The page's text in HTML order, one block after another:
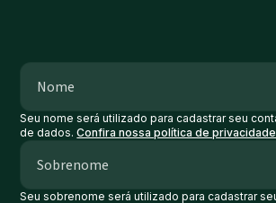
Seu nome será utilizado para cadastrar seu
de dados.Confira nossa política de privacidade
Seu sobrenome será utilizado para cadastrar